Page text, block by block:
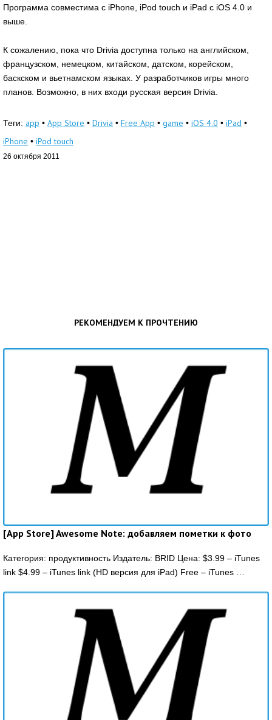
Программа совместима с iPhone, iPod touch и iPad с iOS 4.0 и
выше.
К сожалению, пока что Drivia доступна только на английском,
французском, немецком, китайском, датском, корейском,
баскском и вьетнамском языках. У разработчиков игры много
планов. Возможно, в них входи русская версия Drivia.
Теги: app • App Store • Drivia • Free App • game • iOS 4.0 • iPad •
iPhone • iPod touch
26 октября 2011
РЕКОМЕНДУЕМ К ПРОЧТЕНИЮ
[App Store] Awesome Note: добавляем пометки к фото
Категория: продуктивность Издатель: BRID Цена: $3.99 – iTunes
link $4.99 – iTunes link (HD версия для iPad) Free – iTunes …